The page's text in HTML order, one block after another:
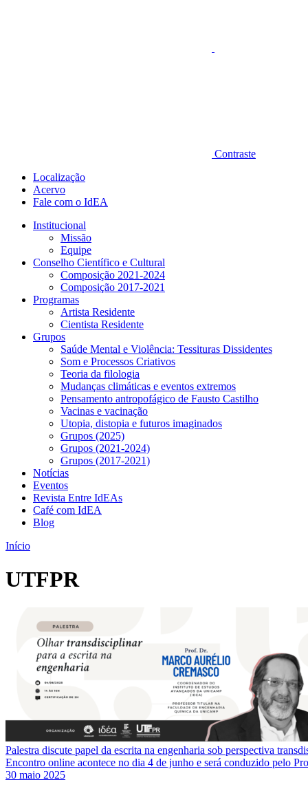
Contraste
Localização
Acervo
Fale com o IdEA
Institucional
Missão
Equipe
Conselho Científico e Cultural
Composição 2021-2024
Composição 2017-2021
Programas
Artista Residente
Cientista Residente
Grupos
Saúde Mental e Violência: Tessituras Dissidentes
Som e Processos Criativos
Teoria da filologia
Mudanças climáticas e eventos extremos
Pensamento antropofágico de Fausto Castilho
Vacinas e vacinação
Utopia, distopia e futuros imaginados
Grupos (2025)
Grupos (2021-2024)
Grupos (2017-2021)
Notícias
Eventos
Revista Entre IdEAs
Café com IdEA
Blog
Início
UTFPR
Palestra discute papel da escrita na engenharia sob perspectiva
Encontro online acontece no dia 4 de junho e será conduzido pelo
30 maio 2025